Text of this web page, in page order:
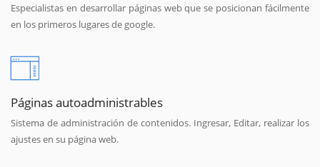
Especialistas en desarrollar páginas web que se posicionan fácilmente
en los primeros lugares de google.
Páginas autoadministrables
Sistema de administración de contenidos. Ingresar, Editar, realizar los
ajustes en su página web.